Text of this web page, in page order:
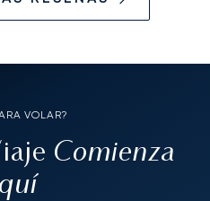
VOLAR?
Comienza